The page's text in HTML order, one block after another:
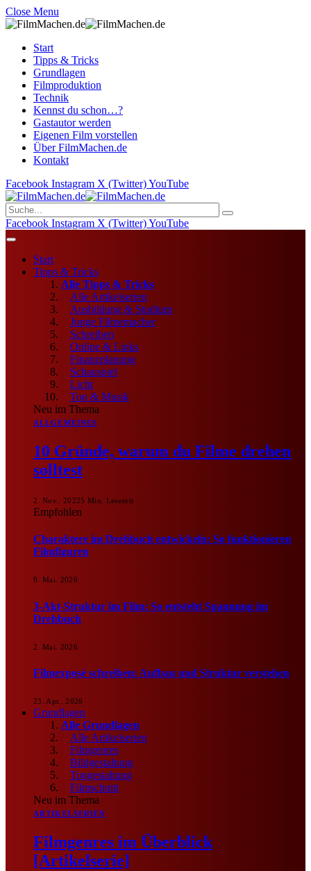
Close Menu
Start
Tipps & Tricks
Grundlagen
Filmproduktion
Technik
Kennst du schon…?
Gastautor werden
Eigenen Film vorstellen
Über FilmMachen.de
Kontakt
Facebook Instagram X (Twitter)YouTube
Facebook Instagram X (Twitter)YouTube
Start
Tipps & Tricks
Alle Tipps & Tricks
Alle Artikelserien
Ausbildung & Studium
Junge Filmemacher
Schreiben
Online & Links
Finanzplanung
Schauspiel
Licht
Ton & Musik
Neu im Thema
ALLGEMEINES
10 Gründe, warum du Filme drehen
solltest
2. Nov.. 20225 Min. Lesezeit
Empfohlen
Charaktere im Drehbuch entwickeln: So funktionieren
Filmfiguren
9. Mai. 2026
3-Akt-Struktur im Film: So entsteht Spannung im
Drehbuch
2. Mai. 2026
Filmexposé schreiben: Aufbau und Struktur verstehen
23. Apr.. 2026
Grundlagen
Alle Grundlagen
Alle Artikelserien
Filmgenres
Bildgestaltung
Tongestaltung
Filmschnitt
Neu im Thema
ARTIKELSERIEN
Filmgenres im Überblick
[Artikelserie]